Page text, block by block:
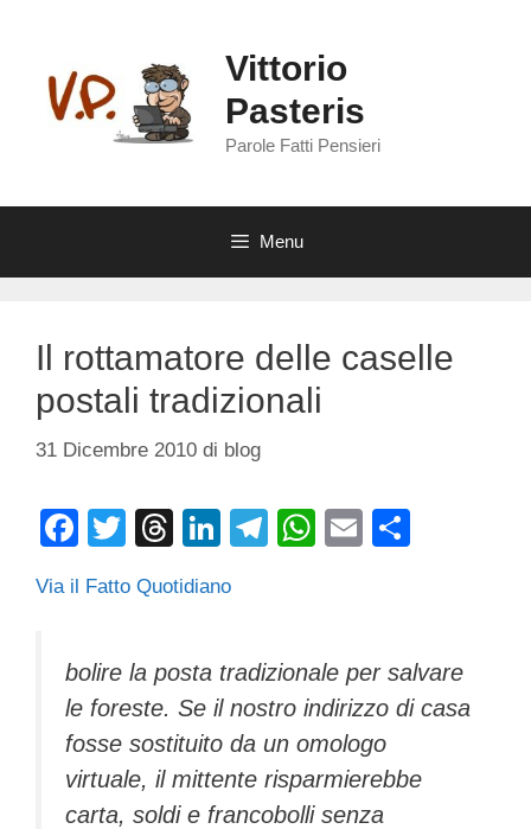
contenuto
Vittorio
Pasteris
Parole Fatti Pensieri
Menu
Il rottamatore delle caselle
postali tradizionali
31 Dicembre 2010 di blog
F
c
b
o
o
k
T
tt
T
e
d
s
Li
k
dI
n
T
a
m
W
A
p
p
E
vi
di
Via il Fatto Quotidiano
bolire la posta tradizionale per salvare
le foreste. Se il nostro indirizzo di casa
fosse sostituito da un omologo
virtuale, il mittente risparmierebbe
carta, soldi e francobolli senza